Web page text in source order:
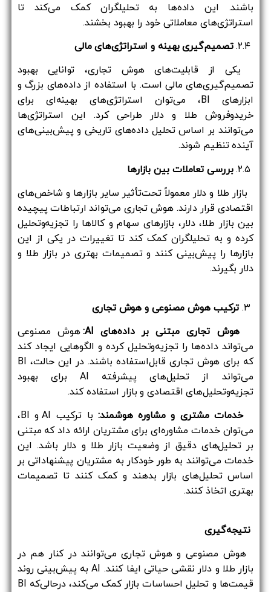
باشند. این داده‌ها به تحلیلگران کمک می‌کند تا
استراتژی‌های معاملاتی خود را بهبود بخشند.
تصمیم‌گیری بهینه و استراتژی‌های مالی
یکی از قابلیت‌های هوش تجاری، توانایی بهبود
تصمیم‌گیری‌های مالی است. با استفاده از داده‌های بزرگ و
ابزارهای BI، می‌توان استراتژی‌های بهینه‌ای برای
خریدوفروش طلا و دلار طراحی کرد. این استراتژی‌ها
می‌توانند بر اساس تحلیل داده‌های تاریخی و پیش‌بینی‌های
آینده تنظیم شوند.
بررسی تعاملات بین بازارها
بازار طلا و دلار معمولاً تحت‌تأثیر سایر بازارها و شاخص‌های
اقتصادی قرار دارند. هوش تجاری می‌تواند ارتباطات پیچیده
بین بازار طلا، دلار، بازارهای سهام و کالاها را تجزیه‌وتحلیل
کرده و به تحلیلگران کمک کند تا تغییرات در یکی از این
بازارها را پیش‌بینی کنند و تصمیمات بهتری در بازار طلا و
دلار بگیرند.
ترکیب هوش مصنوعی و هوش تجاری
هوش تجاری مبتنی بر داده‌های AI:
هوش مصنوعی
می‌تواند داده‌ها را تجزیه‌وتحلیل کرده و الگوهایی ایجاد کند
که برای هوش تجاری قابل‌استفاده باشند. در این حالت، BI
می‌تواند از تحلیل‌های پیشرفته AI برای بهبود
تجزیه‌وتحلیل‌های اقتصادی و بازار استفاده کند.
خدمات مشتری و مشاوره هوشمند:
با ترکیب AI و BI،
می‌توان خدمات مشاوره‌ای برای مشتریان ارائه داد که مبتنی
بر تحلیل‌های دقیق از وضعیت بازار طلا و دلار باشد. این
خدمات می‌توانند به طور خودکار به مشتریان پیشنهاداتی بر
اساس تحلیل‌های بازار بدهند و کمک کنند تا تصمیمات
بهتری اتخاذ کنند.
نتیجه‌گیری
هوش مصنوعی و هوش تجاری می‌توانند در کنار هم در
بازار طلا و دلار نقشی حیاتی ایفا کنند. AI به پیش‌بینی روند
قیمت‌ها و تحلیل احساسات بازار کمک می‌کند، درحالی‌که BI